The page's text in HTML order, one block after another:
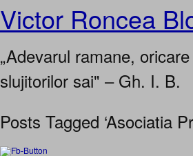
Victor Roncea
„Adevarul ramane,
slujitorilor sai" – Gh. I. B.
Posts Tagged ‘Asociatia